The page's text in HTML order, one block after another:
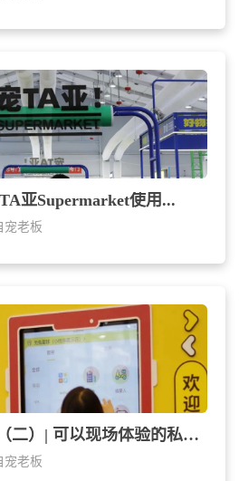
亚Supermarket使用...
宠老板
宠老板为门店支招（二）| 可以现场体验的私域玩法
宠老板